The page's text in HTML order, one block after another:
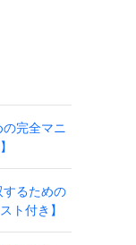
完全マニ
るための
ト付き】